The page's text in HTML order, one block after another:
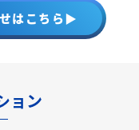
はこちら▶
ョン